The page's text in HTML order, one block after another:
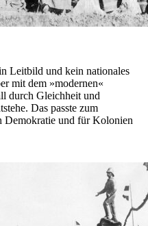
Leitbild und kein nationales
mit dem »modernen«
durch Gleichheit und
Das passte zum
Demokratie und für Kolonien